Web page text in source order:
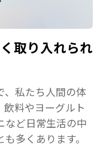
取り入れられ
、私たち人間の体
料やヨーグルト
など日常生活の中
多くあります。